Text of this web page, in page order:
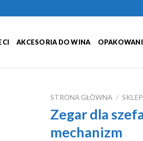
AKCESORIA DO WINA
STRONA GŁÓWNA / SKLEP
Zegar dla
mechanizm